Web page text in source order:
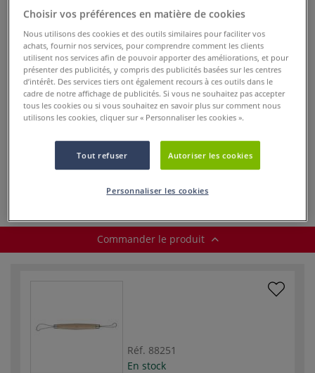
Mirette 23 cm Coffret de
modelage
Mirette acier AR
de Ceradel
Commander le produit
Réf. 88251
En stock
Choisir vos préférences en matière de cookies
Nous utilisons des cookies et des outils similaires pour faciliter vos
achats, fournir nos services, pour comprendre comment les clients
utilisent nos services afin de pouvoir apporter des améliorations, et pour
présenter des publicités, y compris des publicités basées sur les centres
d’intérêt. Des services tiers ont également recours à ces outils dans le
cadre de notre affichage de publicités. Si vous ne souhaitez pas accepter
tous les cookies ou si vous souhaitez en savoir plus sur comment nous
utilisons les cookies, cliquer sur « Personnaliser les cookies ».
Tout refuser Autoriser les cookies
Personnaliser les cookies